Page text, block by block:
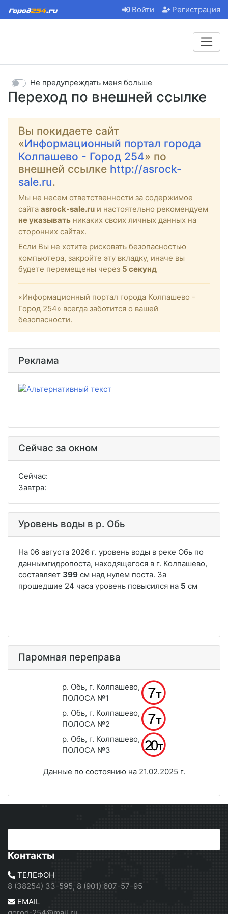
Войти Регистрация
Переход по внешней ссылке
Не предупреждать меня больше
Вы покидаете сайт
«Информационный портал города
Колпашево - Город 254» по
внешней ссылке http://asrock-
sale.ru.
Мы не несем ответственности за содержимое
сайта asrock-sale.ru и настоятельно рекомендуем
не указывать никаких своих личных данных на
сторонних сайтах.
Если Вы не хотите рисковать безопасностью
компьютера, закройте эту вкладку, иначе вы
будете перемещены через 5 секунд
«Информационный портал города Колпашево -
Город 254» всегда заботится о вашей
безопасности.
Реклама
Сейчас за окном
Сейчас:
Завтра:
Уровень воды в р. Обь
Паромная переправа
р. Обь, г. Колпашево,
ПОЛОСА №1
р. Обь, г. Колпашево,
ПОЛОСА №2
р. Обь, г. Колпашево,
ПОЛОСА №3
Данные по состоянию на 21.02.2025 г.
Контакты
ТЕЛЕФОН
8 (38254) 33-595, 8 (901) 607-57-95
EMAIL